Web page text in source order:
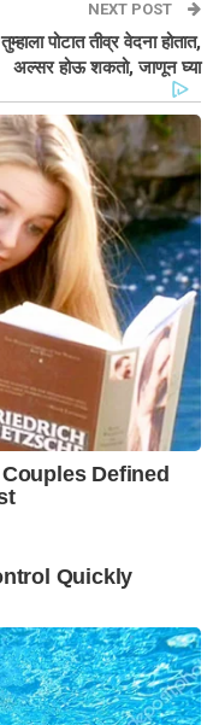
NEXT POST
तुम्हाला पोटात तीव्र वेदना होतात,
अल्सर होऊ शकतो, जाणून घ्या